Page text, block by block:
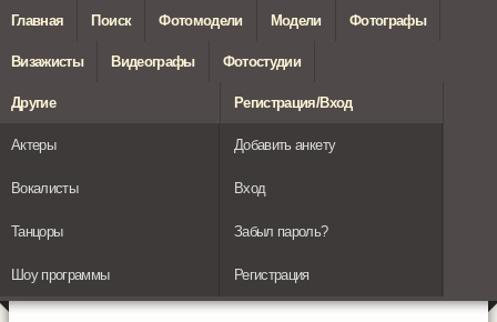
Главная Поиск Фотомодели Модели Фотографы
Визажисты Видеографы Фотостудии
Другие
Актеры
Вокалисты
Танцоры
Шоу программы
Регистрация/Вход
Добавить анкету
Вход
Забыл пароль?
Регистрация